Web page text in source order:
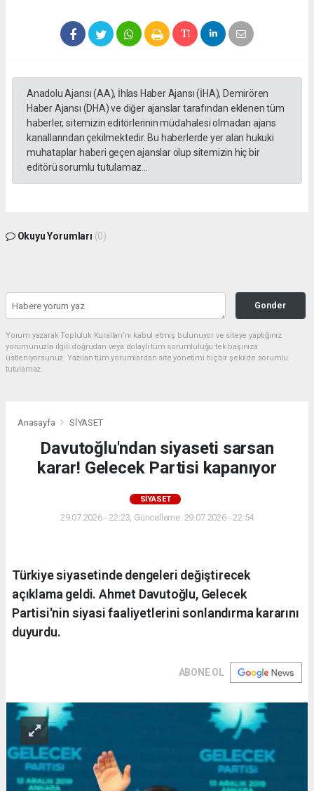
Anadolu Ajansı (AA), İhlas Haber Ajansı (İHA), Demirören
Haber Ajansı (DHA) ve diğer ajanslar tarafından eklenen tüm
haberler, sitemizin editörlerinin müdahalesi olmadan ajans
kanallarından çekilmektedir. Bu haberlerde yer alan hukuki
muhataplar haberi geçen ajanslar olup sitemizin hiç bir
editörü sorumlu tutulamaz...
Okuyu Yorumları (0)
Gonder
Yorum yazarak Topluluk Kuralları’nı kabul etmiş bulunuyor ve siteye yaptığınız
yorumunuzla ilgili doğrudan veya dolaylı tüm sorumluluğu tek başınıza
üstleniyorsunuz. Yazılan tüm yorumlardan site yönetimi hiçbir şekilde sorumlu
tutulamaz.
Anasayfa SİYASET
Davutoğlu'ndan siyaseti sarsan
karar! Gelecek Partisi kapanıyor
SİYASET
29.07.2026 - 22:23, Güncelleme: 29.07.2026 - 22:54
Türkiye siyasetinde dengeleri değiştirecek
açıklama geldi. Ahmet Davutoğlu, Gelecek
Partisi'nin siyasi faaliyetlerini sonlandırma kararını
duyurdu.
ABONE OL